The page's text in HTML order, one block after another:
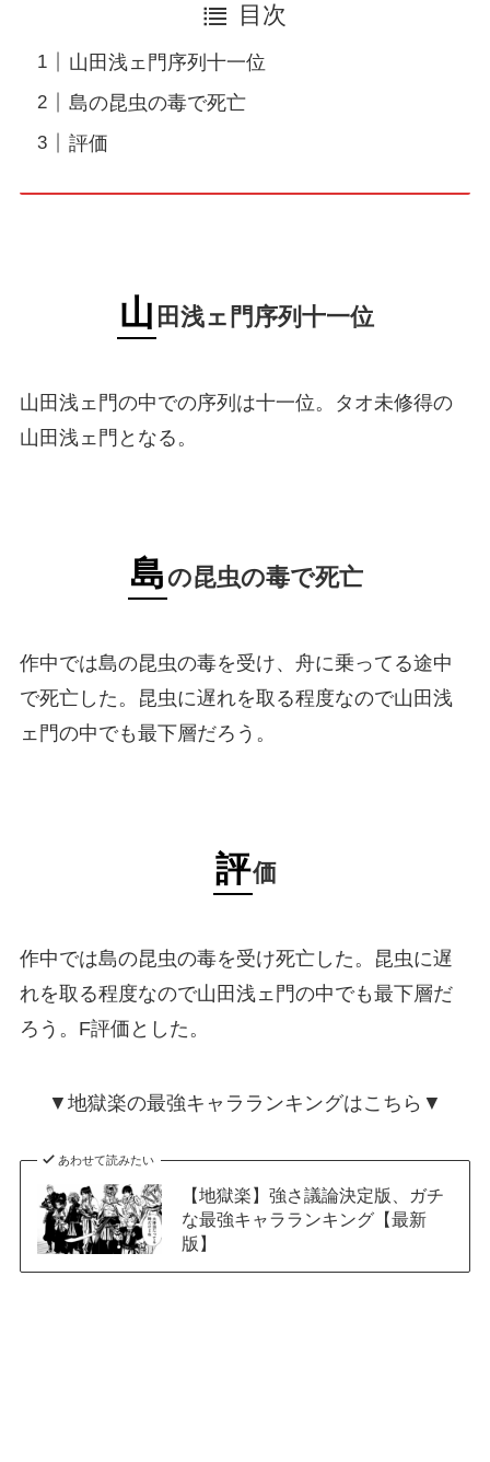
目次
山田浅ェ門序列十一位
島の昆虫の毒で死亡
評価
山 田浅ェ門序列十一位
山田浅ェ門の中での序列は十一位。タオ未修得の
山田浅ェ門となる。
島 の昆虫の毒で死亡
作中では島の昆虫の毒を受け、舟に乗ってる途中
で死亡した。昆虫に遅れを取る程度なので山田浅
ェ門の中でも最下層だろう。
評価
作中では島の昆虫の毒を受け死亡した。昆虫に遅
れを取る程度なので山田浅ェ門の中でも最下層だ
ろう。F評価とした。
▼地獄楽の最強キャラランキングはこちら▼
あわせて読みたい
【地獄楽】強さ議論決定版、ガチ
な最強キャラランキング【最新
版】